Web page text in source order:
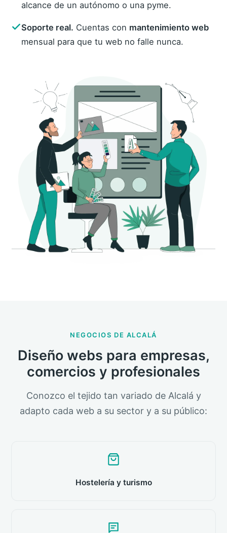
alcance de un autónomo o una pyme.
Soporte real. Cuentas con mantenimiento web
mensual para que tu web no falle nunca.
NEGOCIOS DE ALCALÁ
Diseño webs para empresas,
comercios y profesionales
Conozco el tejido tan variado de Alcalá y
adapto cada web a su sector y a su público:
Hostelería y turismo